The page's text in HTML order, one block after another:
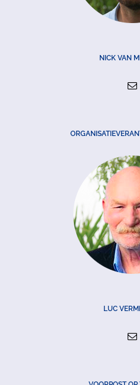
NICK VAN
LUC